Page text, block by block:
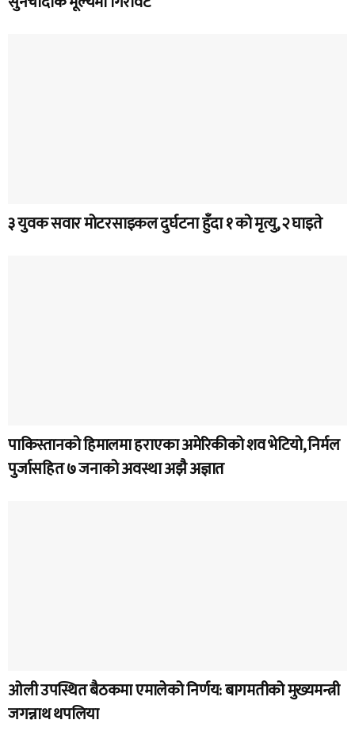
३ युवक सवार मोटरसाइकल दुर्घटना हुँदा १ को मृत्यु, २ घाइते
पाकिस्तानको हिमालमा हराएका अमेरिकीको शव भेटियो, निर्मल
पुर्जासहित ७ जनाको अवस्था अझै अज्ञात
ओली उपस्थित बैठकमा एमालेको निर्णय: बागमतीको मुख्यमन्त्री
जगन्नाथ थपलिया